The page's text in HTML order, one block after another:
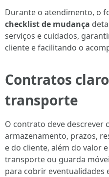
Durante o atendimento, o
checklist de mudança
serviços e cuidados,
cliente e facilitando o
Contratos
transporte
O contrato deve descrever
armazenamento, prazos,
e do cliente, além do valor
transporte ou guarda
para cobrir eventualidades